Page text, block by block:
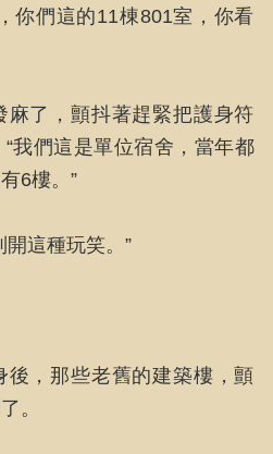
你們這的11棟801室，你看
麻了，顫抖著趕緊把護身符
我們這是單位宿舍，當年都
6樓。”
這種玩笑。”
後，那些老舊的建築樓，顫
。